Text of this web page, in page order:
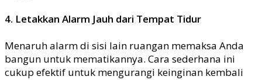
4. Letakkan Alarm Jauh dari Tempat Tidur
Menaruh alarm di sisi lain ruangan memaksa Anda
bangun untuk mematikannya. Cara sederhana ini
cukup efektif untuk mengurangi keinginan kembali